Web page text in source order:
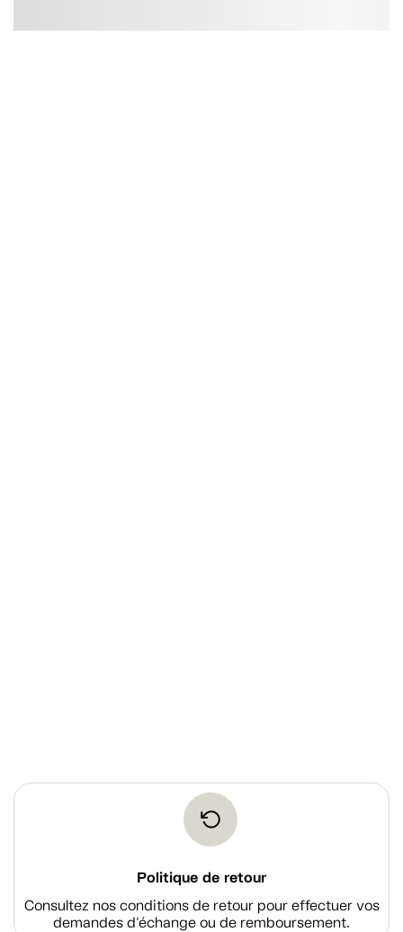
Politique de retour
Consultez nos conditions de retour pour effectuer vos
demandes d'échange ou de remboursement.